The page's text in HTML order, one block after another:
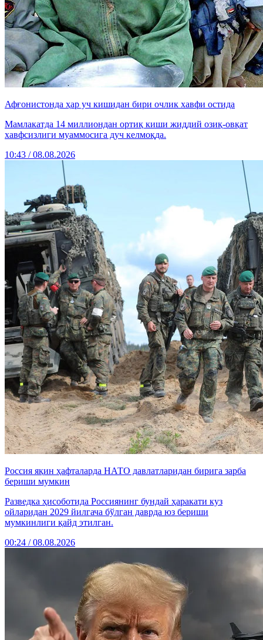
Афғонистонда ҳар уч кишидан бири очлик хавфи остида
Мамлакатда 14 миллиондан ортиқ киши жиддий озиқ-овқат
хавфсизлиги муаммосига дуч келмоқда.
10:43 / 08.08.2026
Россия яқин ҳафталарда НАТО давлатларидан бирига зарба
бериши мумкин
Разведка ҳисоботида Россиянинг бундай ҳаракати куз
ойларидан 2029 йилгача бўлган даврда юз бериши
мумкинлиги қайд этилган.
00:24 / 08.08.2026